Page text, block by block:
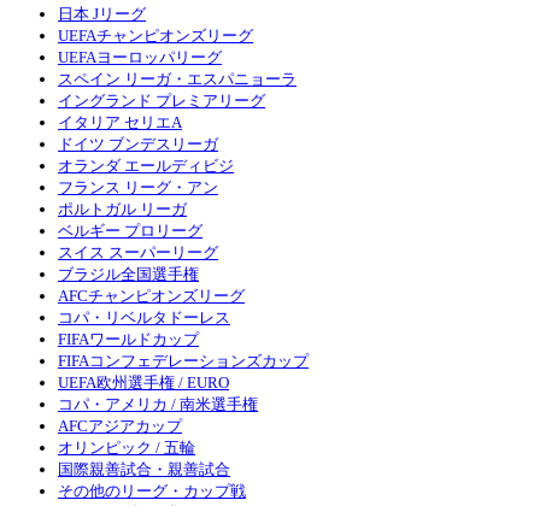
日本 Jリーグ
UEFAチャンピオンズリーグ
UEFAヨーロッパリーグ
スペイン リーガ・エスパニョーラ
イングランド プレミアリーグ
イタリア セリエA
ドイツ ブンデスリーガ
オランダ エールディビジ
フランス リーグ・アン
ポルトガル リーガ
ベルギー プロリーグ
スイス スーパーリーグ
ブラジル全国選手権
AFCチャンピオンズリーグ
コパ・リベルタドーレス
FIFAワールドカップ
FIFAコンフェデレーションズカップ
UEFA欧州選手権 / EURO
コパ・アメリカ / 南米選手権
AFCアジアカップ
オリンピック / 五輪
国際親善試合・親善試合
その他のリーグ・カップ戦